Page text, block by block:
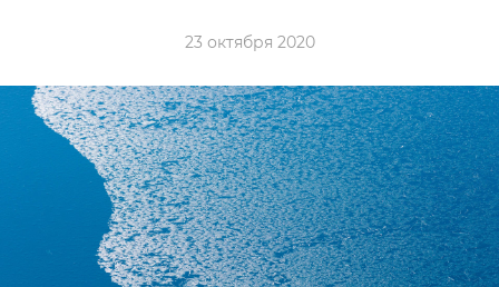
23 октября 2020